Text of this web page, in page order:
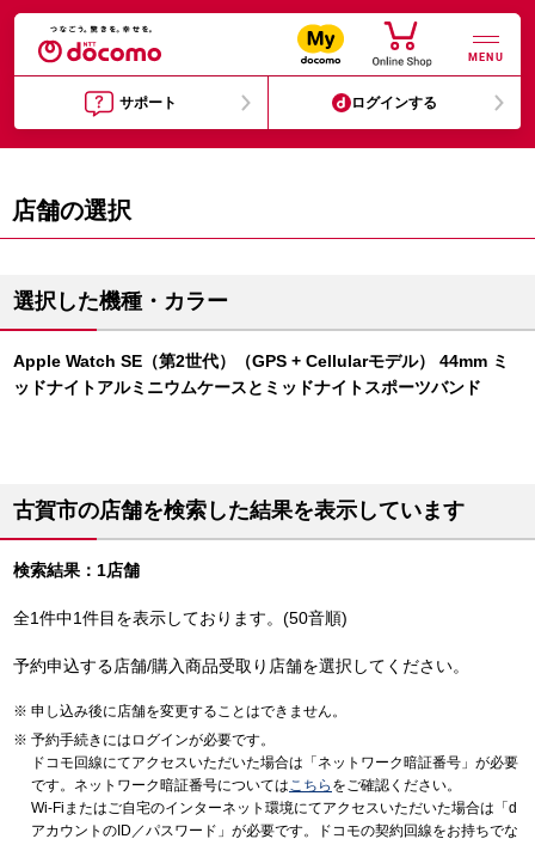
MENU
サポート ログインする
店舗の選択
選択した機種・カラー
Apple Watch SE（第2世代）（GPS + Cellularモデル） 44mm ミ
ッドナイトアルミニウムケースとミッドナイトスポーツバンド
古賀市の店舗を検索した結果を表示しています
検索結果：1店舗
全1件中1件目を表示しております。(50音順)
予約申込する店舗/購入商品受取り店舗を選択してください。
申し込み後に店舗を変更することはできません。
予約手続きにはログインが必要です。
ドコモ回線にてアクセスいただいた場合は「ネットワーク暗証番号」が必要
です。ネットワーク暗証番号についてはこちら をご確認ください。
Wi-Fiまたはご自宅のインターネット環境にてアクセスいただいた場合は「d
アカウントのID／パスワード」が必要です。ドコモの契約回線をお持ちでな